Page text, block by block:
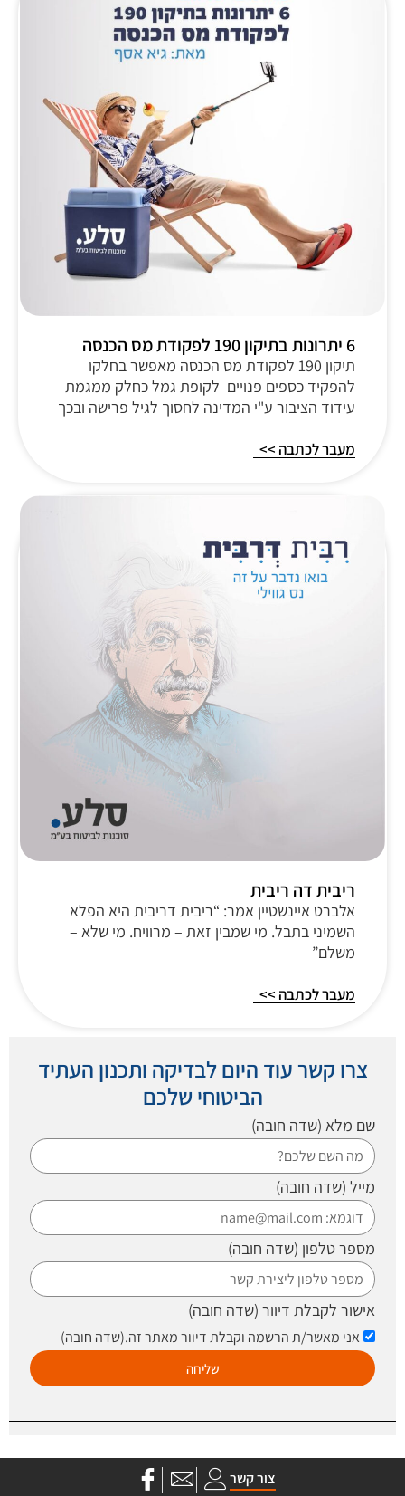
6 יתרונות בתיקון 190 לפקודת מס הכנסה
תיקון 190 לפקודת מס הכנסה מאפשר בחלקו
להפקיד כספים פנויים לקופת גמל כחלק ממגמת
עידוד הציבור ע"י המדינה לחסוך לגיל פרישה ובכך
מעבר לכתבה >>
ריבית דה ריבית
אלברט איינשטיין אמר: “ריבית דריבית היא הפלא
השמיני בתבל. מי שמבין זאת – מרוויח. מי שלא –
משלם”
מעבר לכתבה >>
צרו קשר עוד היום לבדיקה ותכנון העתיד
הביטוחי שלכם
שם מלא (שדה חובה)
מייל (שדה חובה)
מספר טלפון (שדה חובה)
אישור לקבלת דיוור (שדה חובה)
אני מאשר/ת הרשמה וקבלת דיוור מאתר זה.(שדה חובה)
שליחה
צור קשר